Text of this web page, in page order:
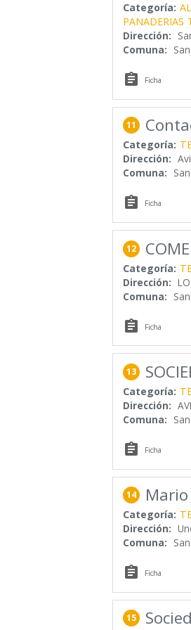
Categoría:
PANADERIAS
Dirección:
Comuna:
 Ficha
11
Categoría:
Dirección:
Comuna:
 Ficha
12
Categoría:
Dirección:
Comuna:
 Ficha
13
Categoría:
Dirección:
Comuna:
 Ficha
14
Categoría:
Dirección:
Comuna:
 Ficha
15